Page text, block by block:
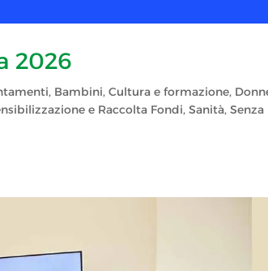
2026
, Bambini,Cultura e formazione,
e Raccolta Fondi,Sanità,Senza